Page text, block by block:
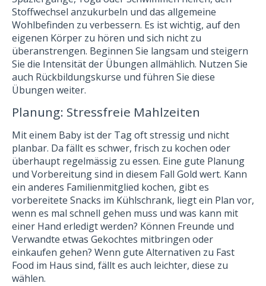
Stoffwechsel anzukurbeln und das allgemeine
Wohlbefinden zu verbessern. Es ist wichtig, auf den
eigenen Körper zu hören und sich nicht zu
überanstrengen. Beginnen Sie langsam und steigern
Sie die Intensität der Übungen allmählich. Nutzen Sie
auch Rückbildungskurse und führen Sie diese
Übungen weiter.
Planung: Stressfreie Mahlzeiten
Mit einem Baby ist der Tag oft stressig und nicht
planbar. Da fällt es schwer, frisch zu kochen oder
überhaupt regelmässig zu essen. Eine gute Planung
und Vorbereitung sind in diesem Fall Gold wert. Kann
ein anderes Familienmitglied kochen, gibt es
vorbereitete Snacks im Kühlschrank, liegt ein Plan vor,
wenn es mal schnell gehen muss und was kann mit
einer Hand erledigt werden? Können Freunde und
Verwandte etwas Gekochtes mitbringen oder
einkaufen gehen? Wenn gute Alternativen zu Fast
Food im Haus sind, fällt es auch leichter, diese zu
wählen.